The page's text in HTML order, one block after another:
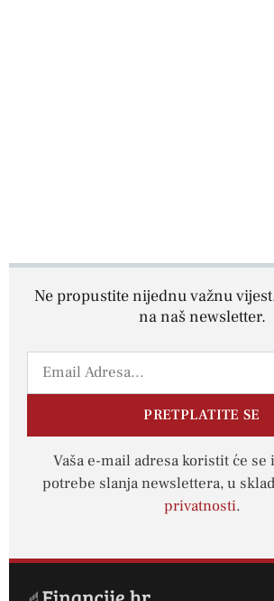
Ne propustite nijednu važnu
na naš newsletter.
PRETPLATITE SE
Vaša e-mail adresa koristit će se
potrebe slanja newslettera, u
privatnosti.